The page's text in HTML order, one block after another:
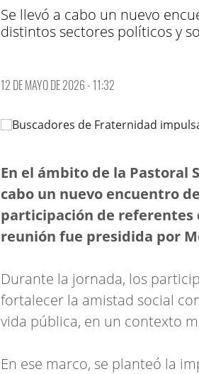
Se llevó a cabo un nuevo
distintos sectores políticos y
12 DE MAYO DE 2026 - 11:32
En el ámbito de la Pastoral
cabo un nuevo encuentro
participación de referentes
reunión fue presidida por
Durante la jornada, los
fortalecer la amistad social
vida pública, en un contexto
En ese marco, se planteó la